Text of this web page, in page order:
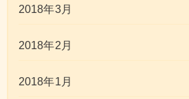
2018年3月
2018年2月
2018年1月